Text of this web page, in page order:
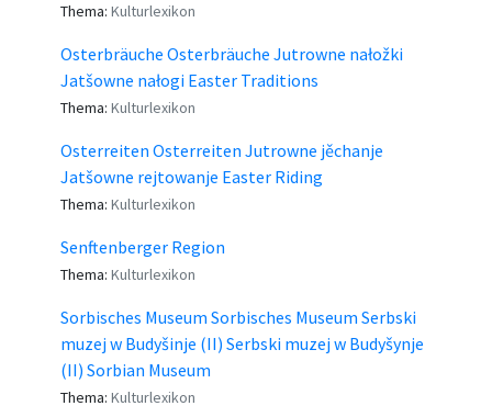
Thema: Kulturlexikon
Osterbräuche Osterbräuche Jutrowne nałožki
Jatšowne nałogi Easter Traditions
Thema: Kulturlexikon
Osterreiten Osterreiten Jutrowne jěchanje
Jatšowne rejtowanje Easter Riding
Thema: Kulturlexikon
Senftenberger Region
Thema: Kulturlexikon
Sorbisches Museum Sorbisches Museum Serbski
muzej w Budyšinje (II) Serbski muzej w Budyšynje
(II) Sorbian Museum
Thema: Kulturlexikon